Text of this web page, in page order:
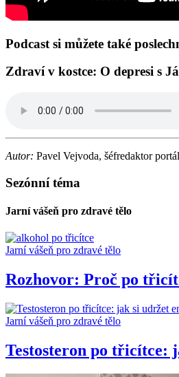
Podcast si můžete také
Zdraví v kostce: O depresi s
Autor: Pavel Vejvoda, šéfredaktor
Sezónní téma
Jarní vášeň pro zdravé tělo
Jarní vášeň pro zdravé tělo
Rozhovor: Proč po
Jarní vášeň pro zdravé tělo
Testosteron po třicítce: